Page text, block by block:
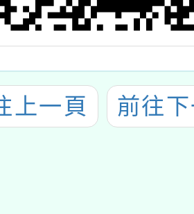
上一頁 前往